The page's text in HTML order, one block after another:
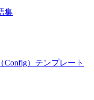
集
）テンプレート